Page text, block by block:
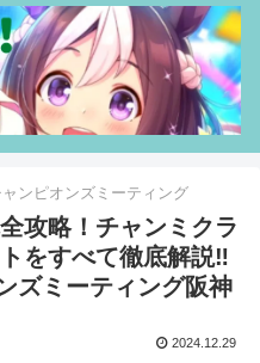
ンピオンズミーティング
攻略！チャンミクラ
をすべて徹底解説‼
ズミーティング阪神
2024.12.29